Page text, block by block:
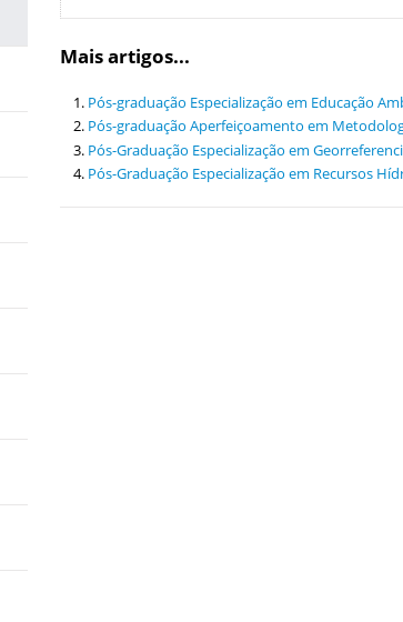
Mais artigos...
Pós-graduação Especialização em Educação
Pós-graduação Aperfeiçoamento em
Pós-Graduação Especialização em
Pós-Graduação Especialização em Recursos